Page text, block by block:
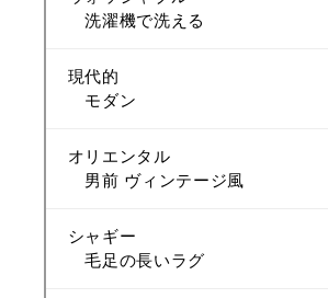
洗濯機で洗える
現代的
モダン
オリエンタル
男前 ヴィンテージ風
シャギー
毛足の長いラグ